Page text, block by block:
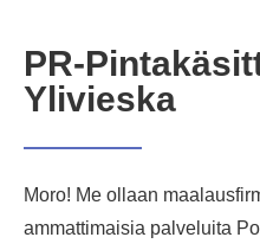
PR-
Ylivieska
Moro! Me ollaan
ammattimaisia palveluita